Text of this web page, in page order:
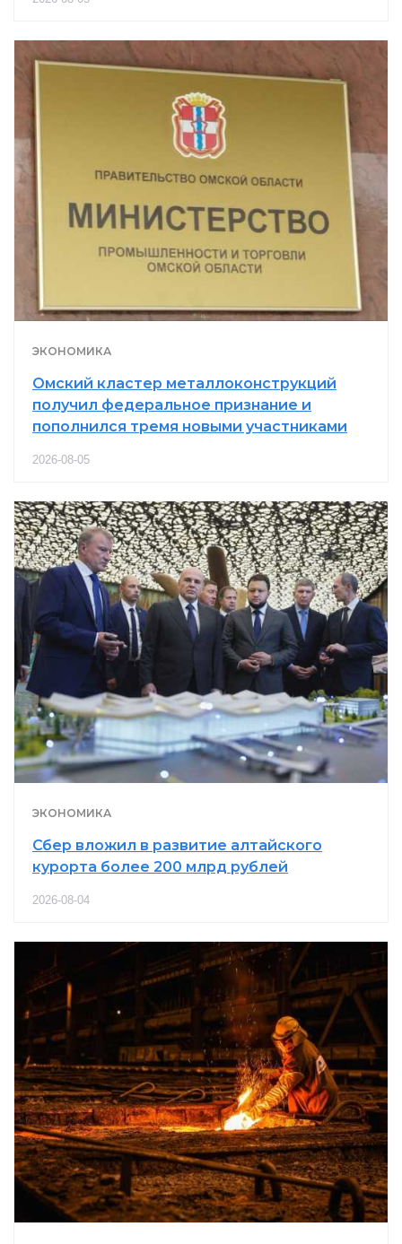
ЭКОНОМИКА
Омский кластер металлоконструкций
получил федеральное признание и
пополнился тремя новыми участниками
2026-08-05
ЭКОНОМИКА
Сбер вложил в развитие алтайского
курорта более 200 млрд рублей
2026-08-04